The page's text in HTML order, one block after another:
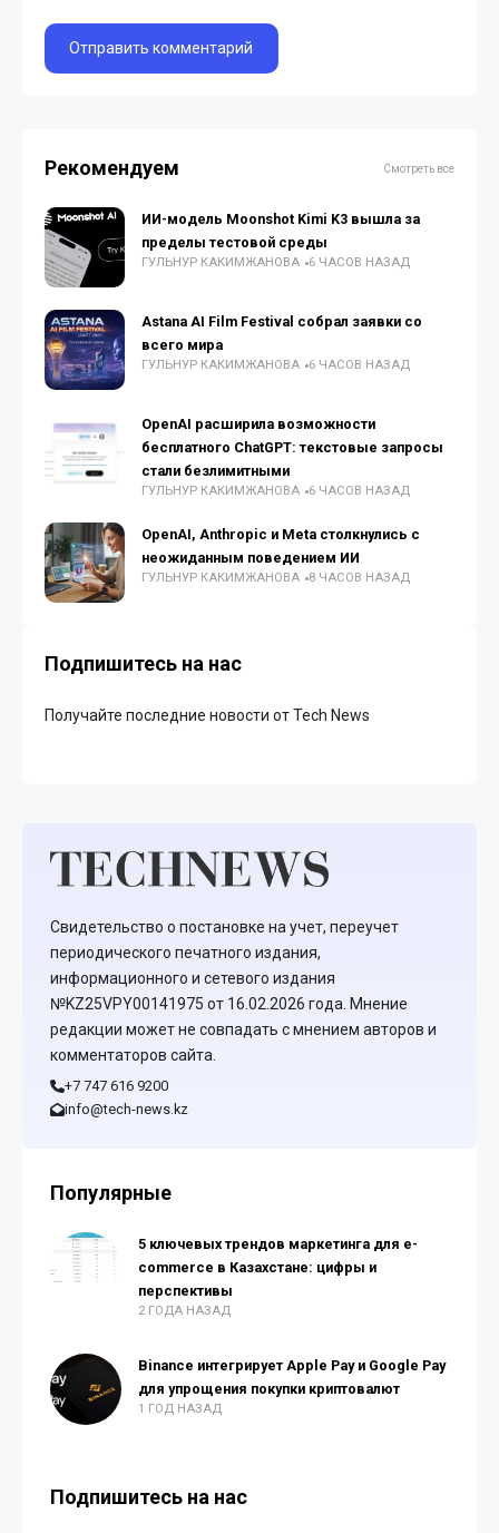
Рекомендуем Смотреть все
ИИ-модель Moonshot Kimi K3 вышла за
пределы тестовой среды
ГУЛЬНУР КАКИМЖАНОВА 6 ЧАСОВ НАЗАД
Astana AI Film Festival собрал заявки со
всего мира
ГУЛЬНУР КАКИМЖАНОВА 6 ЧАСОВ НАЗАД
OpenAI расширила возможности
бесплатного ChatGPT: текстовые запросы
стали безлимитными
ГУЛЬНУР КАКИМЖАНОВА 6 ЧАСОВ НАЗАД
OpenAI, Anthropic и Meta столкнулись с
неожиданным поведением ИИ
ГУЛЬНУР КАКИМЖАНОВА 8 ЧАСОВ НАЗАД
Подпишитесь на нас
Получайте последние новости от Tech News
Свидетельство о постановке на учет, переучет
периодического печатного издания,
информационного и сетевого издания
№KZ25VPY00141975 от 16.02.2026 года. Мнение
редакции может не совпадать с мнением авторов и
комментаторов сайта.
+7 747 616 9200
info@tech-news.kz
Популярные
5 ключевых трендов маркетинга для e-
commerce в Казахстане: цифры и
перспективы
2 ГОДА НАЗАД
Binance интегрирует Apple Pay и Google Pay
для упрощения покупки криптовалют
1 ГОД НАЗАД
Подпишитесь на нас